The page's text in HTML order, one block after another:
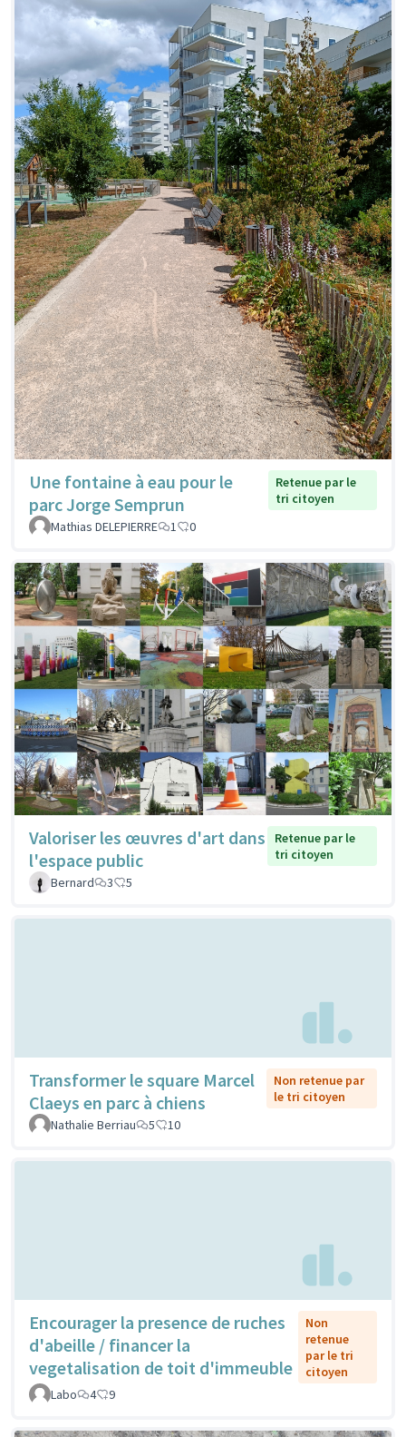
Une fontaine à eau pour le
parc Jorge Semprun
Retenue par le
tri citoyen
Mathias DELEPIERRE
1 0
Valoriser les œuvres d'art dans
l'espace public
Retenue par le
tri citoyen
Bernard
3 5
Transformer le square Marcel
Claeys en parc à chiens
Non retenue par
le tri citoyen
Nathalie Berriau
5 10
Encourager la presence de ruches
d'abeille / financer la
vegetalisation de toit d'immeuble
Non
retenue
par le tri
citoyen
Labo
4 9